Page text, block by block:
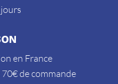
en France
de commande